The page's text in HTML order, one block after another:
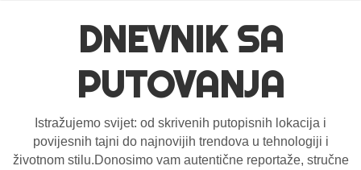
DNEVNIK SA
PUTOVANJA
Istražujemo svijet: od skrivenih putopisnih lokacija i
povijesnih tajni do najnovijih trendova u tehnologiji i
životnom stilu.Donosimo vam autentične reportaže, stručne